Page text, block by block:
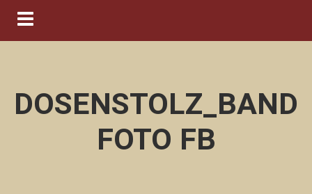
Navigation ein-/ausblenden
DOSENSTOLZ_BAND
FOTO FB